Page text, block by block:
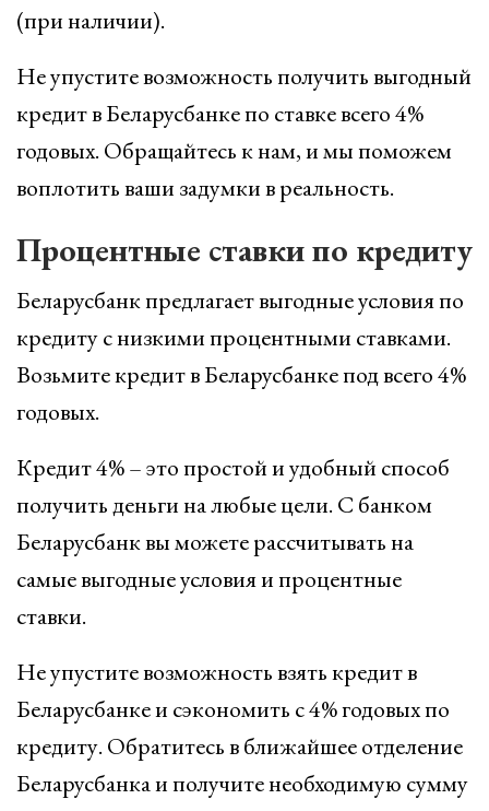
(при наличии).
Не упустите возможность получить выгодный
кредит в Беларусбанке по ставке всего 4%
годовых. Обращайтесь к нам, и мы поможем
воплотить ваши задумки в реальность.
Процентные ставки по кредиту
Беларусбанк предлагает выгодные условия по
кредиту с низкими процентными ставками.
Возьмите кредит в Беларусбанке под всего 4%
годовых.
Кредит 4% – это простой и удобный способ
получить деньги на любые цели. С банком
Беларусбанк вы можете рассчитывать на
самые выгодные условия и процентные
ставки.
Не упустите возможность взять кредит в
Беларусбанке и сэкономить с 4% годовых по
кредиту. Обратитесь в ближайшее отделение
Беларусбанка и получите необходимую сумму